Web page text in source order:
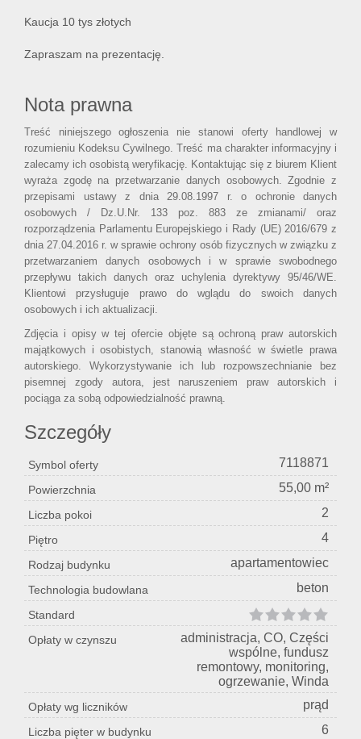
Kaucja 10 tys złotych
Zapraszam na prezentację.
Nota prawna
Treść niniejszego ogłoszenia nie stanowi oferty handlowej w
rozumieniu Kodeksu Cywilnego. Treść ma charakter informacyjny i
zalecamy ich osobistą weryfikację. Kontaktując się z biurem Klient
wyraża zgodę na przetwarzanie danych osobowych. Zgodnie z
przepisami ustawy z dnia 29.08.1997 r. o ochronie danych
osobowych / Dz.U.Nr. 133 poz. 883 ze zmianami/ oraz
rozporządzenia Parlamentu Europejskiego i Rady (UE) 2016/679 z
dnia 27.04.2016 r. w sprawie ochrony osób fizycznych w związku z
przetwarzaniem danych osobowych i w sprawie swobodnego
przepływu takich danych oraz uchylenia dyrektywy 95/46/WE.
Klientowi przysługuje prawo do wglądu do swoich danych
osobowych i ich aktualizacji.
Zdjęcia i opisy w tej ofercie objęte są ochroną praw autorskich
majątkowych i osobistych, stanowią własność w świetle prawa
autorskiego. Wykorzystywanie ich lub rozpowszechnianie bez
pisemnej zgody autora, jest naruszeniem praw autorskich i
pociąga za sobą odpowiedzialność prawną.
Szczegóły
Symbol oferty 7118871
Powierzchnia 55,00 m²
Liczba pokoi 2
Piętro 4
Rodzaj budynku apartamentowiec
Technologia budowlana beton
Standard
Opłaty w czynszu
administracja, CO, Części
wspólne, fundusz
remontowy, monitoring,
ogrzewanie, Winda
Opłaty wg liczników prąd
Liczba pięter w budynku 6